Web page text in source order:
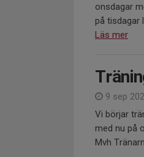
onsdagar
på tisdagar
Läs mer
9 sep
Vi börjar
med nu på
Mvh